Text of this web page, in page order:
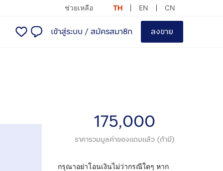
ช่วยเหลือ TH EN CN
เข้าสู่ระบบ / สมัครสมาชิก ลงขาย
175,000
ราคารวมมูลค่าของแถมแล้ว (ถ้ามี)
กรุณาอย่าโอนเงินไม่ว่ากรณีใดๆ หาก